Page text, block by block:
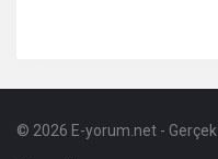
Footer
Hakkında
© 2026 E-yorum.net - Gerçek